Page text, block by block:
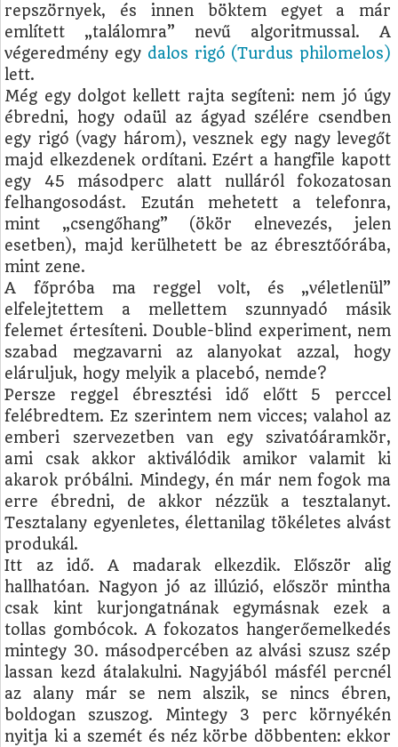
repszörnyek, és innen böktem egyet a már
említett „találomra” nevű algoritmussal. A
végeredmény egy dalos rigó (Turdus philomelos)
lett.
Még egy dolgot kellett rajta segíteni: nem jó úgy
ébredni, hogy odaül az ágyad szélére csendben
egy rigó (vagy három), vesznek egy nagy levegőt
majd elkezdenek ordítani. Ezért a hangfile kapott
egy 45 másodperc alatt nulláról fokozatosan
felhangosodást. Ezután mehetett a telefonra,
mint „csengőhang” (ökör elnevezés, jelen
esetben), majd kerülhetett be az ébresztőórába,
mint zene.
A főpróba ma reggel volt, és „véletlenül”
elfelejtettem a mellettem szunnyadó másik
felemet értesíteni. Double-blind experiment, nem
szabad megzavarni az alanyokat azzal, hogy
eláruljuk, hogy melyik a placebó, nemde?
Persze reggel ébresztési idő előtt 5 perccel
felébredtem. Ez szerintem nem vicces; valahol az
emberi szervezetben van egy szivatóáramkör,
ami csak akkor aktiválódik amikor valamit ki
akarok próbálni. Mindegy, én már nem fogok ma
erre ébredni, de akkor nézzük a tesztalanyt.
Tesztalany egyenletes, élettanilag tökéletes alvást
produkál.
Itt az idő. A madarak elkezdik. Először alig
hallhatóan. Nagyon jó az illúzió, először mintha
csak kint kurjongatnának egymásnak ezek a
tollas gombócok. A fokozatos hangerőemelkedés
mintegy 30. másodpercében az alvási szusz szép
lassan kezd átalakulni. Nagyjából másfél percnél
az alany már se nem alszik, se nincs ébren,
boldogan szuszog. Mintegy 3 perc környékén
nyitja ki a szemét és néz körbe döbbenten: ekkor